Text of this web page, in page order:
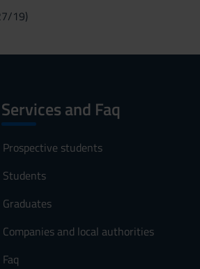
19)
Services and Faq
Prospective students
Students
Graduates
Companies and local authorities
Faq